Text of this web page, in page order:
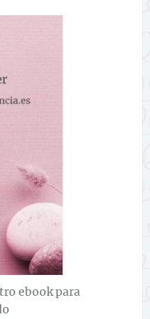
ebook para